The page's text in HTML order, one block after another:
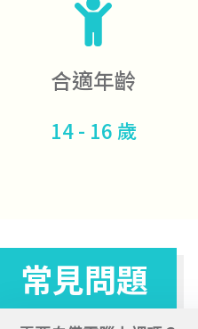
合適年齡
14 - 16 歲
常見問題